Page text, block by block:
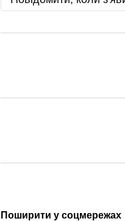
Поширити у соцмережах